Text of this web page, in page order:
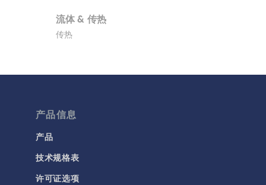
流体 & 传热
传热
多孔介质流动
流体流动颗粒跟踪
电磁学
RF 与微波工程
产品信息
产品
技术规格表
许可证选项